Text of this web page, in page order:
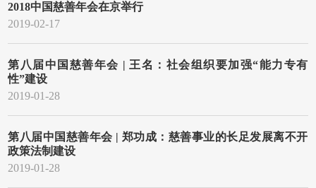
2018中国慈善年会在京举行
2019-02-17
第八届中国慈善年会 | 王名：社会组织要加强“能力专有
性”建设
2019-01-28
第八届中国慈善年会 | 郑功成：慈善事业的长足发展离不开
政策法制建设
2019-01-28